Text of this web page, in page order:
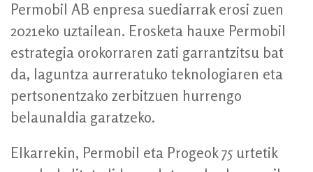
Permobil AB enpresa suediarrak erosi zuen
2021eko uztailean. Erosketa hauxe Permobil
estrategia orokorraren zati garrantzitsu bat
da, laguntza aurreratuko teknologiaren eta
pertsonentzako zerbitzuen hurrengo
belaunaldia garatzeko.
Elkarrekin, Permobil eta Progeok 75 urtetik